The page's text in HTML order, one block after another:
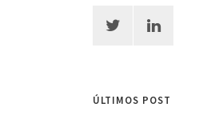
ÚLTIMOS POST